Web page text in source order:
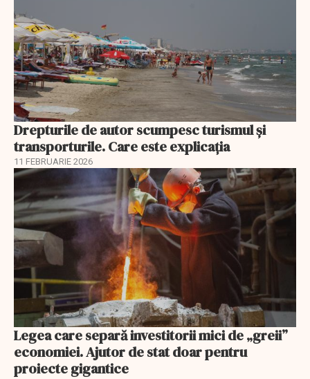
Drepturile de autor scumpesc turismul și
transporturile. Care este explicația
11 FEBRUARIE 2026
Legea care separă investitorii mici de „greii”
economiei. Ajutor de stat doar pentru
proiecte gigantice